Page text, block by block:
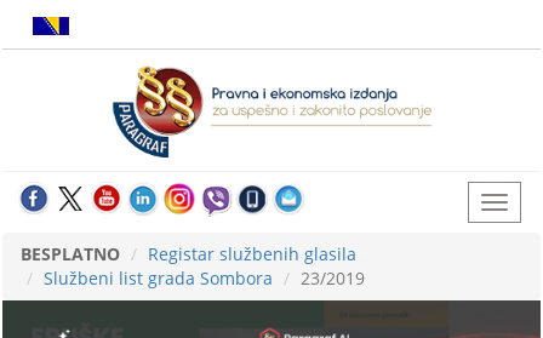
BESPLATNO
Registar službenih glasila
Službeni list grada Sombora
23/2019